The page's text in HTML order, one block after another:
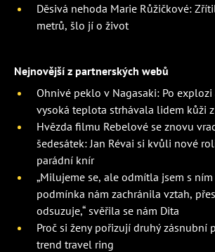
Děsivá nehoda Marie Růžičkové:
metrů, šlo jí o život
Nejnovější z partnerských webů
Ohnivé peklo v Nagasaki: Po
vysoká teplota strhávala lidem kůži
Hvězda filmu Rebelové se znovu
šedesátek: Jan Révai si kvůli nové
parádní knír
„Milujeme se, ale odmítla jsem s
podmínka nám zachránila vztah,
odsuzuje,“ svěřila se nám Dita
Proč si ženy pořizují druhý zásnubní
trend travel ring